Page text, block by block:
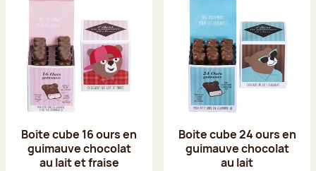
Boite cube 16 ours en
guimauve chocolat
au lait et fraise
Boite cube 24 ours en
guimauve chocolat
au lait